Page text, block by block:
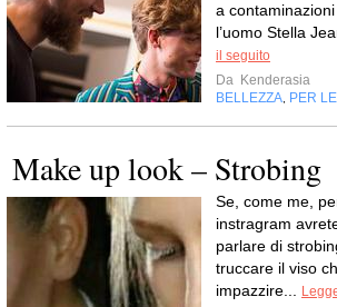
a
l’uomo Stella
il seguito
Da Kenderasia
BELLEZZA PER LEI
Make up look – Strobing
Se, come me,
instragram
parlare di
truccare il viso
impazzire...